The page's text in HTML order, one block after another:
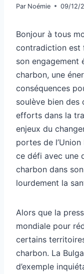
Par Noémie 09/12/
Bonjour à tous
contradiction est
son engagement
charbon, une
conséquences
soulève bien des
efforts dans la
enjeux du
portes de
ce défi avec une
charbon dans
lourdement la
Alors que la
mondiale pour
certains
charbon. La
d’exemple